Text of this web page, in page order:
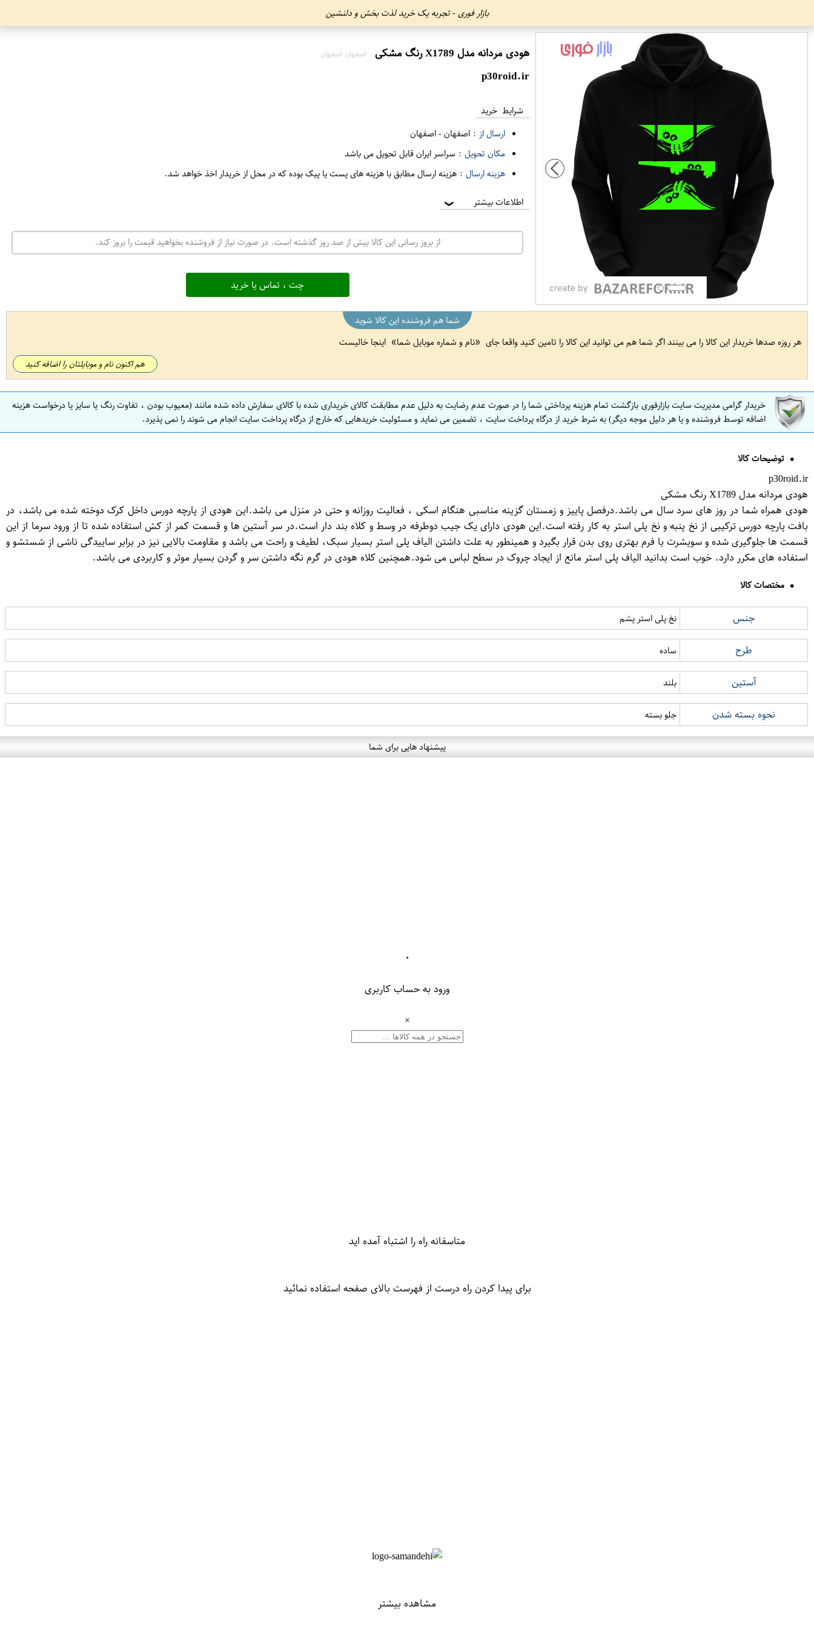
بازار فوری - تجربه یک خرید لذت بخش و دلنشین
هودی مردانه مدل X1789 رنگ مشکی اصفهان اصفهان
p30roid.ir
شرایط خرید
ارسال از : اصفهان-اصفهان
مکان تحویل : سراسر ایران قابل تحویل می باشد
هزینه ارسال : هزینه ارسال مطابق با هزینه های پست یا پیک بوده که در محل از خریدار اخذ خواهد شد.
اطلاعات بیشتر ❯
از بروز رسانی این کالا بیش از صد روز گذشته است. در صورت نیاز از فروشنده بخواهید قیمت را بروز کند.
چت ، تماس یا خرید
شما هم فروشنده این کالا شوید
هر روزه صدها خریدار این کالا را می بینند اگر شما هم می توانید این کالا را تامین کنید واقعا جای
نام و شماره موبایل شما اینجا خالیست
هم اکنون نام و موبایلتان را اضافه کنید
خریدار گرامی مدیریت سایت بازارفوری بازگشت تمام هزینه پرداختی شما را در صورت عدم رضایت به دلیل عدم مطابقت کالای خریداری شده با کالای سفارش داده شده مانند (معیوب بودن ، تفاوت رنگ یا سایز یا درخواست هزینه
اضافه توسط فروشنده و یا هر دلیل موجه دیگر) به شرط خرید از درگاه پرداخت سایت ، تضمین می نماید و مسئولیت خریدهایی که خارج از درگاه پرداخت سایت انجام می شوند را نمی پذیرد.
توضیحات کالا
p30roid.ir
هودی مردانه مدل X1789 رنگ مشکی
هودی همراه شما در روز های سرد سال می باشد.درفصل پاییز و زمستان گزینه مناسبی هنگام اسکی ، فعالیت روزانه و حتی در منزل می باشد.این هودی از پارچه دورس داخل کرک دوخته شده می باشد، در
بافت پارچه دورس ترکیبی از نخ پنبه و نخ پلی استر به کار رفته است.این هودی دارای یک جیب دوطرفه در وسط و کلاه بند دار است.در سر آستین ها و قسمت کمر از کش استفاده شده تا از ورود سرما از این
قسمت ها جلوگیری شده و سویشرت با فرم بهتری روی بدن قرار بگیرد و همینطور به علت داشتن الیاف پلی استر بسیار سبک، لطیف و راحت می باشد و مقاومت بالایی نیز در برابر ساییدگی ناشی از شستشو و
استفاده های مکرر دارد. خوب است بدانید الیاف پلی استر مانع از ایجاد چروک در سطح لباس می شود.همچنین کلاه هودی در گرم نگه داشتن سر و گردن بسیار موثر و کاربردی می باشد.
مختصات کالا
جنس نخ پلی استر پشم
طرح ساده
آستین بلند
نحوه بسته شدن جلو بسته
پیشنهاد هایی برای شما
۰
ورود به حساب کاربری
×
متاسفانه راه را اشتباه آمده اید
برای پیدا کردن راه درست از فهرست بالای صفحه استفاده نمائید
مشاهده بیشتر